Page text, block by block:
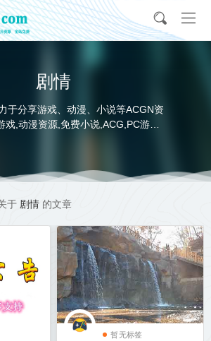
剧情
于分享游戏、动漫、小说等ACGN资
戏,动漫资源,免费小说,ACG,PC游
,金手指，动画电影,动画片,全本小说,
并提供网盘下载
于 剧情 的文章
暂无标签